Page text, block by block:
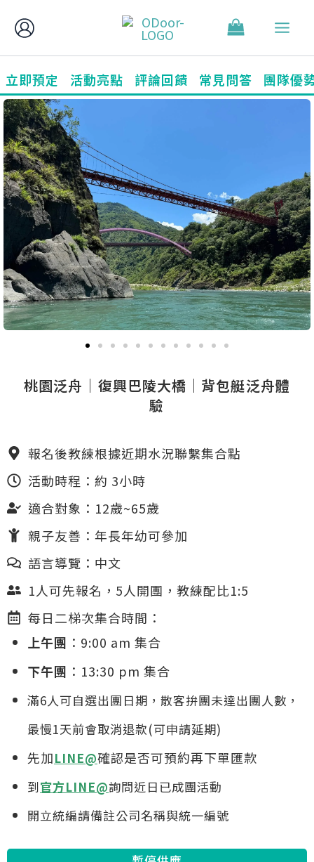
要
內
容
立即預定 活動亮點 評論回饋 常見問答 團隊優
桃園泛舟｜復興巴陵大橋｜背包艇泛舟體
驗
報名後教練根據近期水況聯繫集合點
活動時程：約 3小時
適合對象：12歲~65歲
親子友善：年長年幼可參加
語言導覽：中文
1人可先報名，5人開團，教練配比1:5
每日二梯次集合時間：
上午團 ：9:00 am 集合
下午團 ：13:30 pm 集合
滿6人可自選出團日期，散客拚團未達出團人數，
最慢1天前會取消退款(可申請延期)
先加LINE@確認是否可預約再下單匯款
到官方LINE@詢問近日已成團活動
開立統編請備註公司名稱與統一編號